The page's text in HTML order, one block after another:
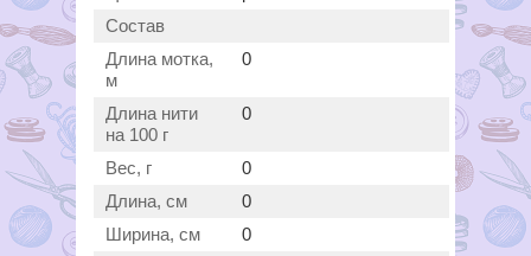
Состав
Длина мотка,
м
0
Длина нити
на 100 г
0
Вес, г
0
Длина, см
0
Ширина, см
0